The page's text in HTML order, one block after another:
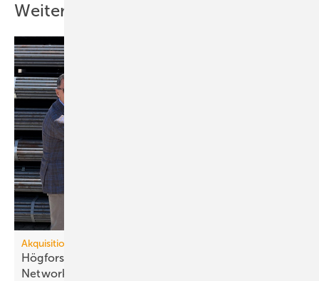
Weitere Inhalte
Akquisitionen
HögforsGST über­nimmt Oven­trop En­er­gy &
Net­work